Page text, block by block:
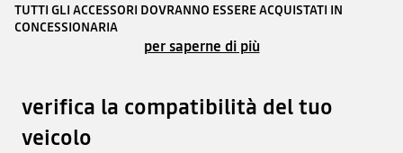
TUTTI GLI ACCESSORI DOVRANNO ESSERE ACQUISTATI IN
CONCESSIONARIA
per saperne di più
verifica la compatibilità del tuo
veicolo